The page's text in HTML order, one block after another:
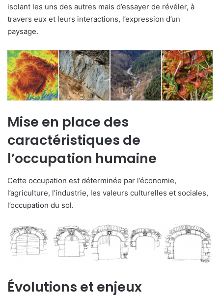
isolant les uns des autres mais d’essayer de révéler, à
travers eux et leurs interactions, l’expression d’un
paysage.
Mise en place des
caractéristiques de
l’occupation humaine
Cette occupation est déterminée par l’économie,
l’agriculture, l’industrie, les valeurs culturelles et sociales,
l’occupation du sol.
Évolutions et enjeux